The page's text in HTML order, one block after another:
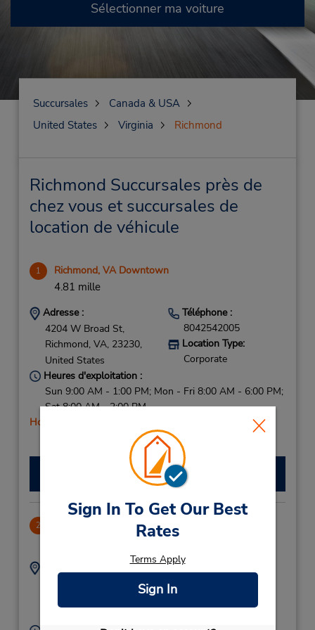
Sign In To Get Our Best
Rates
Terms Apply
Sign In
Sélectionner ma voiture
Succursales
Canada & USA
United States
Virginia Richmond
Richmond Succursales près de
chez vous et succursales de
location de véhicule
1 Richmond, VA Downtown
4.81 mille
Adresse :
4204 W Broad St,
Richmond, VA, 23230,
United States
Téléphone :
8042542005
Location Type:
Corporate
Heures d'exploitation :
Sun 9:00 AM - 1:00 PM; Mon - Fri 8:00 AM - 6:00 PM;
Sat 8:00 AM - 2:00 PM
Holiday Hours
Faire une réservation
2 Richmond, VA Midlothian Tpke
Adresse :
8231 Midlothian Tpke,
Téléphone :